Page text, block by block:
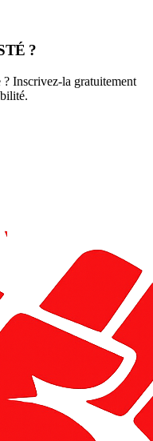
?
? Inscrivez-la gratuitement